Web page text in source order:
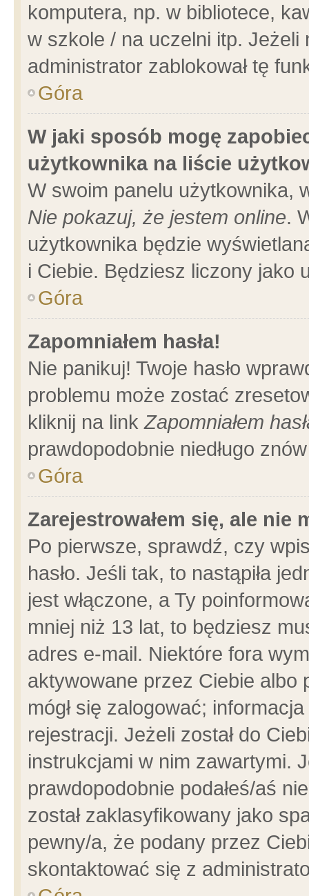
komputera, np. w bibliotece,
w szkole / na uczelni itp.
administrator zablokował tę
Góra
W jaki sposób mogę
użytkownika na liście
W swoim panelu użytkownika,
Nie pokazuj, że jestem online.
użytkownika będzie
i Ciebie. Będziesz liczony jako
Góra
Zapomniałem hasła!
Nie panikuj! Twoje hasło
problemu może zostać
kliknij na linkZapomniałem
prawdopodobnie niedługo
Góra
Zarejestrowałem się, ale nie
Po pierwsze, sprawdź, czy
hasło. Jeśli tak, to nastąpiła
jest włączone, a Ty
mniej niż 13 lat, to będziesz
adres e-mail. Niektóre fora
aktywowane przez Ciebie albo
mógł się zalogować;
rejestracji. Jeżeli został do
instrukcjami w nim zawartymi.
prawdopodobnie podałeś/aś
został zaklasyfikowany jako
pewny/a, że podany przez
skontaktować się z